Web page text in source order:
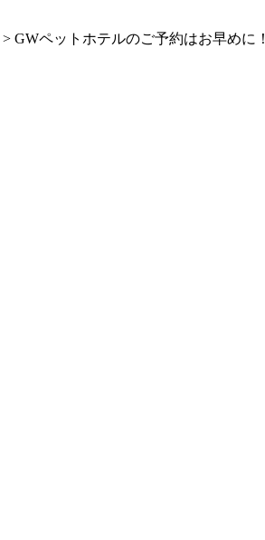
> GWペットホテルのご予約はお早めに！